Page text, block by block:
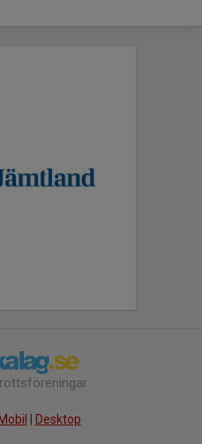
Mobil Desktop